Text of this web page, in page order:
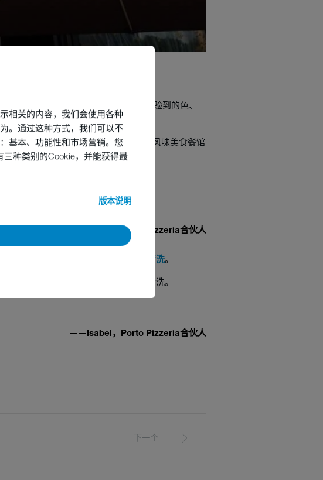
相关的内容，我们会使用各种
。通过这种方式，我们可以不
基本、功能性和市场营销。您
三种类别的Cookie，并能获得最
版本说明
的美食餐馆中脱颖而出，除了感官体验到的色、
精心的烹饪和良好的卖相在一众异国风味美食餐馆
生标准。”
——Sven，Porto Pizzeria合伙人
杯碟机对餐馆的玻璃杯及餐具进行 清洗。
杯碟机对餐馆的玻璃杯及餐具进行清洗。
——Isabel，Porto Pizzeria合伙人
下一个